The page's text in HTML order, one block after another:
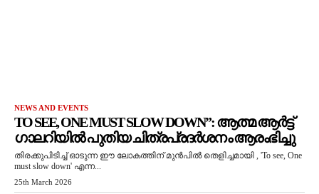
NEWS AND EVENTS
TO SEE, ONE MUST SLOW DOWN”: ആത്മ ആർട്ട്
ഗാലറിയിൽ പുതിയ ചിത്രപ്രദർശനം ആരംഭിച്ചു
തിരക്കുപിടിച്ച് ഓടുന്ന ഈ ലോകത്തിന് മുൻപിൽ തെളിച്ചമായി , 'To see, One
must slow down' എന്ന...
25th March 2026